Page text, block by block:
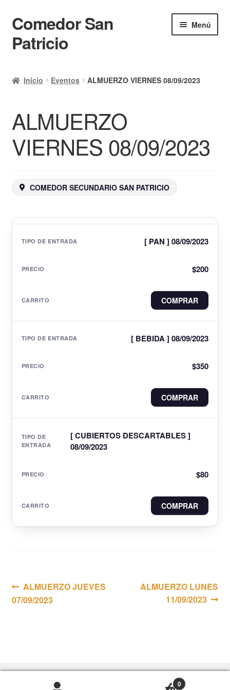
Ir
a
la
Ir
al
contenido
Comedor San
Patricio
Menú
Calendario
Mi cuenta
Ayuda Rapida
Finalizar compra
Inicio Eventos ALMUERZO VIERNES 08/09/2023
ALMUERZO
VIERNES 08/09/2023
COMEDOR SECUNDARIO SAN PATRICIO
[ PAN ] 08/09/2023
$200
COMPRAR
[ BEBIDA ] 08/09/2023
$350
COMPRAR
[ CUBIERTOS DESCARTABLES ]
08/09/2023
$80
COMPRAR
Navegación
de
Anterior:
ALMUERZO JUEVES
07/09/2023
Siguiente:
ALMUERZO LUNES
11/09/2023
0